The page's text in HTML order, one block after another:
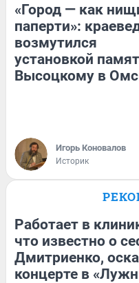
«Город — как
паперти»:
возмутился
установкой
Высоцкому в
Игорь Коновалов
Историк
Работает в
что известно о
Дмитриенко,
концерте в